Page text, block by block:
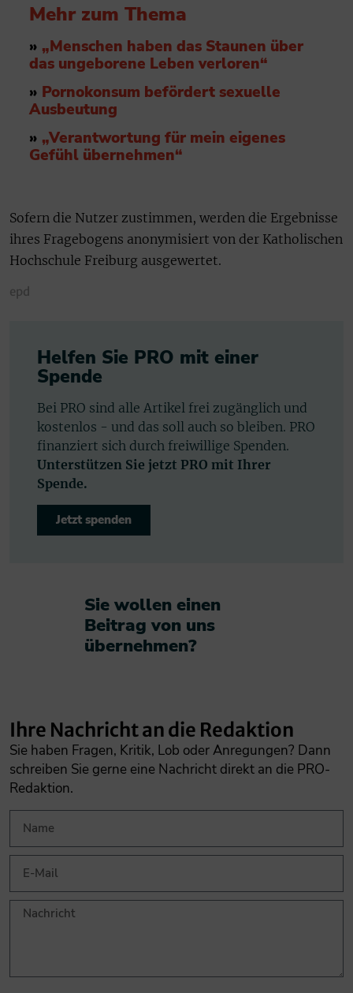
Mehr zum Thema
» „Menschen haben das Staunen über
das ungeborene Leben verloren“
» Pornokonsum befördert sexuelle
Ausbeutung
» „Verantwortung für mein eigenes
Gefühl übernehmen“
Sofern die Nutzer zustimmen, werden die Ergebnisse
ihres Fragebogens anonymisiert von der Katholischen
Hochschule Freiburg ausgewertet.
epd
Helfen Sie PRO mit einer
Spende
Bei PRO sind alle Artikel frei zugänglich und
kostenlos - und das soll auch so bleiben. PRO
finanziert sich durch freiwillige Spenden.
Unterstützen Sie jetzt PRO mit Ihrer
Spende.
Jetzt spenden
Sie wollen einen
Beitrag von uns
übernehmen?​
Ihre Nachricht an die Redaktion
Sie haben Fragen, Kritik, Lob oder Anregungen? Dann
schreiben Sie gerne eine Nachricht direkt an die PRO-
Redaktion.